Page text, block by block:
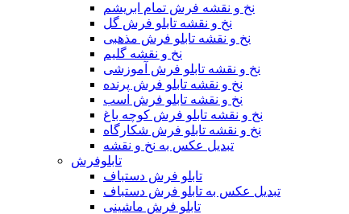
نخ و نقشه فرش تمام ابریشم
نخ و نقشه تابلو فرش گل
نخ و نقشه تابلو فرش مذهبی
نخ و نقشه گلیم
نخ و نقشه تابلو فرش آموزشی
نخ و نقشه تابلو فرش پرنده
نخ و نقشه تابلو فرش اسب
نخ و نقشه تابلو فرش کوچه باغ
نخ و نقشه تابلو فرش شکارگاه
تبدیل عکس به نخ و نقشه
تابلوفرش
تابلو فرش دستباف
تبدیل عکس به تابلو فرش دستباف
تابلو فرش ماشینی